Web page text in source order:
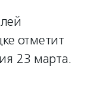
отметит
23 марта.